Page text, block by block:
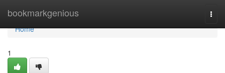
bookmarkgenious
Home
Home
1